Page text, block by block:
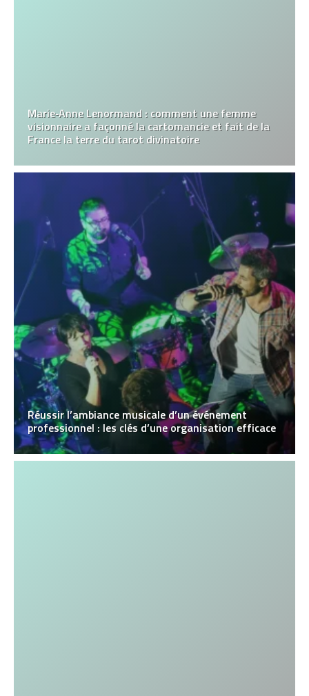
Marie‑Anne Lenormand : comment une femme
visionnaire a façonné la cartomancie et fait de la
France la terre du tarot divinatoire
Réussir l’ambiance musicale d’un événement
professionnel : les clés d’une organisation efficace